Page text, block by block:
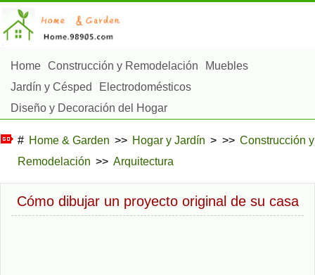
Home Construcción y Remodelación
Muebles
Jardín y Césped
Electrodomésticos
Diseño y Decoración del Hogar
Servicios de Limpieza
Paisajismo y Construcción Exterior
# Home & Garden >> Hogar y Jardín > >> Construcción y
Remodelación >> Arquitectura
Cómo dibujar un proyecto original de su casa